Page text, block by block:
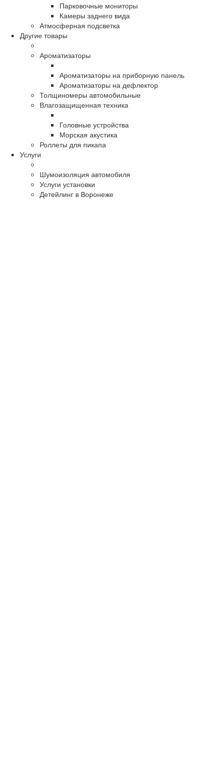
Парковочные мониторы
Камеры заднего вида
Атмосферная подсветка
Другие товары
Ароматизаторы
Ароматизаторы на приборную панель
Ароматизаторы на дефлектор
Толщиномеры автомобильные
Влагозащищенная техника
Головные устройства
Морская акустика
Роллеты для пикапа
Услуги
Шумоизоляция автомобиля
Услуги установки
Детейлинг в Воронеже